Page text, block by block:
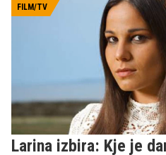
neizbrisen pečat. Za seboj
FILM/TV
Larina izbira: Kje je